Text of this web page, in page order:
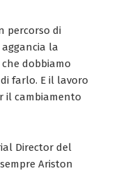
percorso di
la
dobbiamo
farlo. E il lavoro
il cambiamento
Director del
Ariston